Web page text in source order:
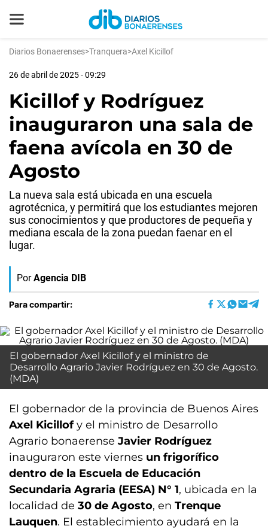
Diarios Bonaerenses>Tranquera>Axel Kicillof
26 de abril de 2025 - 09:29
Kicillof y Rodríguez
inauguraron una sala de
faena avícola en 30 de
Agosto
La nueva sala está ubicada en una escuela
agrotécnica, y permitirá que los estudiantes mejoren
sus conocimientos y que productores de pequeña y
mediana escala de la zona puedan faenar en el
lugar.
Por Agencia DIB
Para compartir:
El gobernador Axel Kicillof y el ministro de
Desarrollo Agrario Javier Rodríguez en 30 de Agosto.
(MDA)
El gobernador de la provincia de Buenos Aires
Axel Kicillofy el ministro de Desarrollo
Agrario bonaerense Javier Rodríguez
inauguraron este viernes un frigorífico
dentro de la Escuela de Educación
Secundaria Agraria (EESA) N° 1, ubicada en la
localidad de 30 de Agosto, en Trenque
Lauquen. El establecimiento ayudará en la